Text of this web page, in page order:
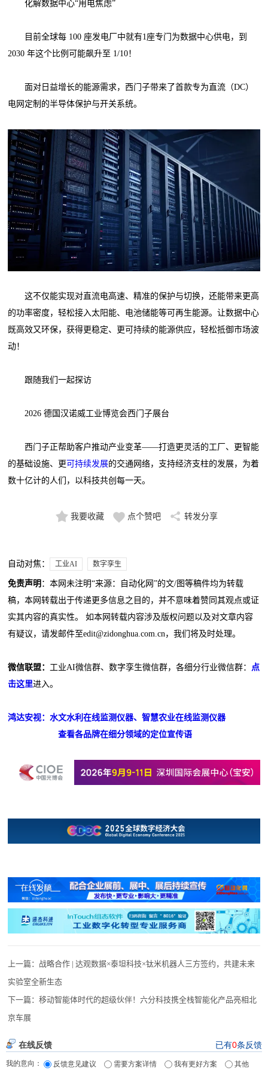
化解数据中心“用电焦虑”
目前全球每 100 座发电厂中就有1座专门为数据中心供电，到
2030 年这个比例可能飙升至 1/10！
面对日益增长的能源需求，西门子带来了首款专为直流（DC）
电网定制的半导体保护与开关系统。
这不仅能实现对直流电高速、精准的保护与切换，还能带来更高
的功率密度，轻松接入太阳能、电池储能等可再生能源。让数据中心
既高效又环保，获得更稳定、更可持续的能源供应，轻松抵御市场波
动！
跟随我们一起探访
2026 德国汉诺威工业博览会西门子展台
西门子正帮助客户推动产业变革——打造更灵活的工厂、更智能
的基础设施、更可持续发展的交通网络，支持经济支柱的发展，为着
数十亿计的人们，以科技共创每一天。
我要收藏 点个赞吧 转发分享
自动对焦： 工业AI 数字孪生
免责声明 ：本网未注明“来源：自动化网”的文/图等稿件均为转载
稿，本网转载出于传递更多信息之目的，并不意味着赞同其观点或证
实其内容的真实性。 如本网转载内容涉及版权问题以及对文章内容
有疑议，请发邮件至edit@zidonghua.com.cn，我们将及时处理。
微信联盟： 工业AI微信群、数字孪生微信群，各细分行业微信群：
点
击这里进入。
鸿达安视：水文水利在线监测仪器、智慧农业在线监测仪器
查看各品牌在细分领域的定位宣传语
上一篇： 战略合作 | 达观数据×泰坦科技×钛米机器人三方签约，共建未来
实验室全新生态
下一篇：移动智能体时代的超级伙伴！六分科技携全栈智能化产品亮相北
京车展